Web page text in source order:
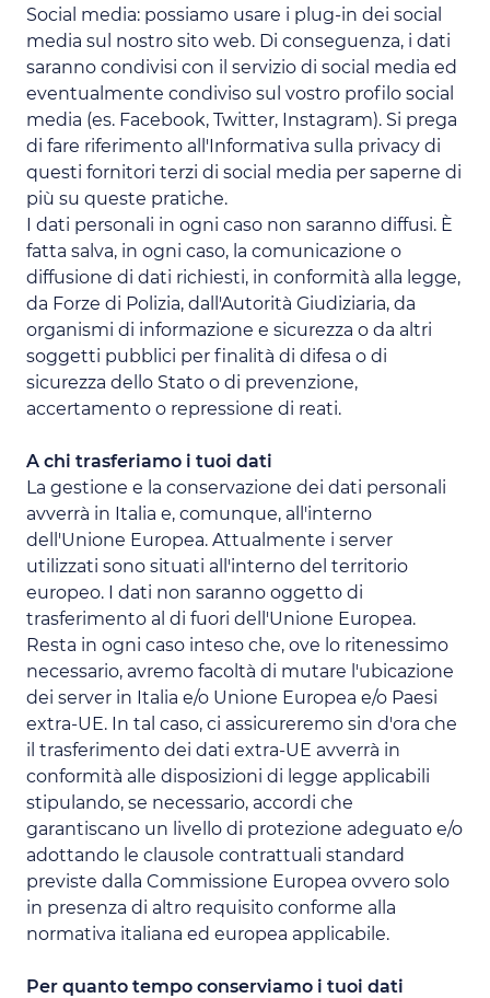
Social media: possiamo usare i plug-in dei social
media sul nostro sito web. Di conseguenza, i dati
saranno condivisi con il servizio di social media ed
eventualmente condiviso sul vostro profilo social
media (es. Facebook, Twitter, Instagram). Si prega
di fare riferimento all'Informativa sulla privacy di
questi fornitori terzi di social media per saperne di
più su queste pratiche.
I dati personali in ogni caso non saranno diffusi. È
fatta salva, in ogni caso, la comunicazione o
diffusione di dati richiesti, in conformità alla legge,
da Forze di Polizia, dall'Autorità Giudiziaria, da
organismi di informazione e sicurezza o da altri
soggetti pubblici per finalità di difesa o di
sicurezza dello Stato o di prevenzione,
accertamento o repressione di reati.
A chi trasferiamo i tuoi dati
La gestione e la conservazione dei dati personali
avverrà in Italia e, comunque, all'interno
dell'Unione Europea. Attualmente i server
utilizzati sono situati all'interno del territorio
europeo. I dati non saranno oggetto di
trasferimento al di fuori dell'Unione Europea.
Resta in ogni caso inteso che, ove lo ritenessimo
necessario, avremo facoltà di mutare l'ubicazione
dei server in Italia e/o Unione Europea e/o Paesi
extra-UE. In tal caso, ci assicureremo sin d'ora che
il trasferimento dei dati extra-UE avverrà in
conformità alle disposizioni di legge applicabili
stipulando, se necessario, accordi che
garantiscano un livello di protezione adeguato e/o
adottando le clausole contrattuali standard
previste dalla Commissione Europea ovvero solo
in presenza di altro requisito conforme alla
normativa italiana ed europea applicabile.
Per quanto tempo conserviamo i tuoi dati